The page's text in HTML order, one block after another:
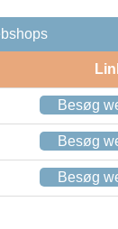
Besøg
Besøg
Besøg